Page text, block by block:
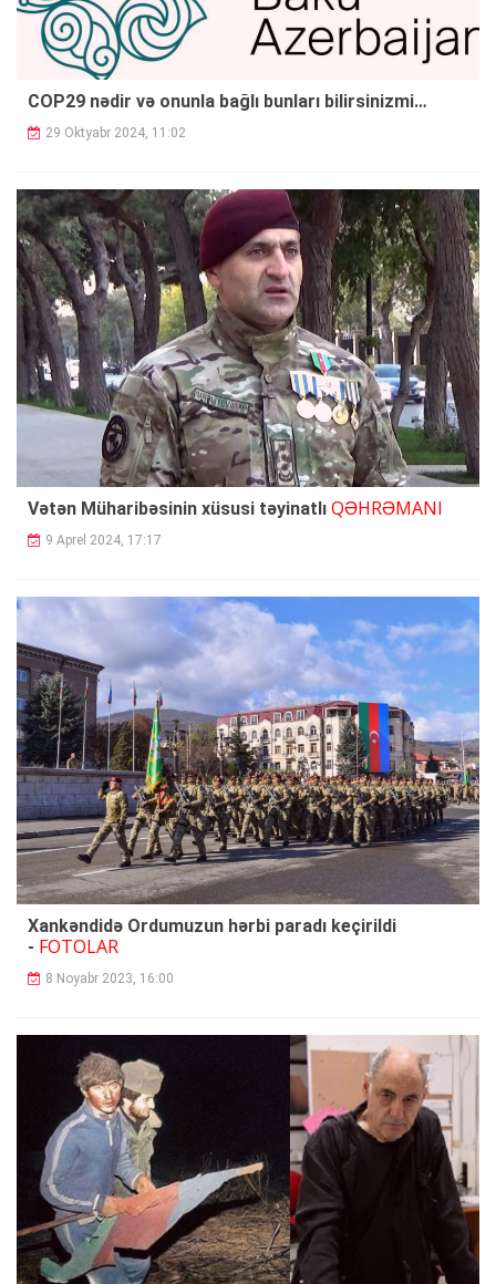
COP29 nədir və onunla bağlı bunları bilirsinizmi…
29 Oktyabr 2024, 11:02
Vətən Müharibəsinin xüsusi təyinatlı QƏHRƏMANI
9 Aprel 2024, 17:17
Xankəndidə Ordumuzun hərbi paradı keçirildi
- FOTOLAR
8 Noyabr 2023, 16:00